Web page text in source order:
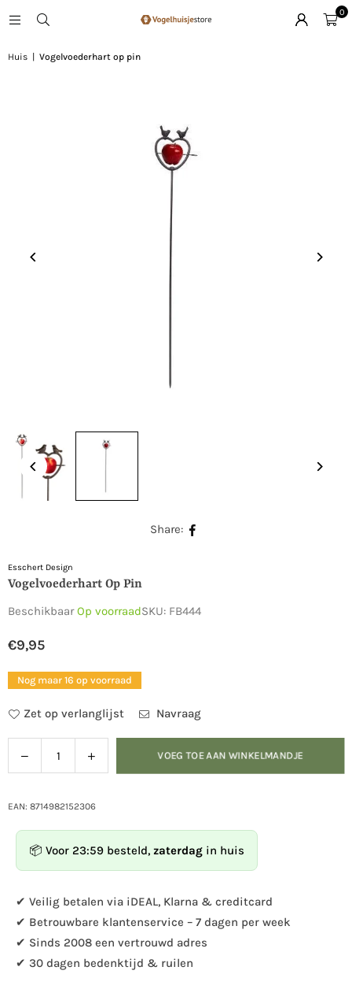
0
Huis Vogelvoederhart op pin
Share:
Esschert Design
Vogelvoederhart Op Pin
BeschikbaarOp voorraadSKU: FB444
Normale
prijs
€9,95
Nog maar 16 op voorraad
Zet op verlanglijst Navraag
Hoeveelheid
Verlaag
de
voor
op
pin
Verhoog
de
voor
pin
VOEG TOE AAN WINKELMANDJE
EAN: 8714982152306
📦 Voor 23:59 besteld, zaterdag in huis
✔ Veilig betalen via iDEAL, Klarna & creditcard
✔ Betrouwbare klantenservice – 7 dagen per week
✔ Sinds 2008 een vertrouwd adres
✔ 30 dagen bedenktijd & ruilen